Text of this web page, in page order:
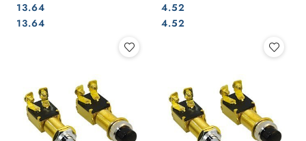
Cena:
13.64
Cena:
13.64 Cena:
4.52
Cena:
4.52